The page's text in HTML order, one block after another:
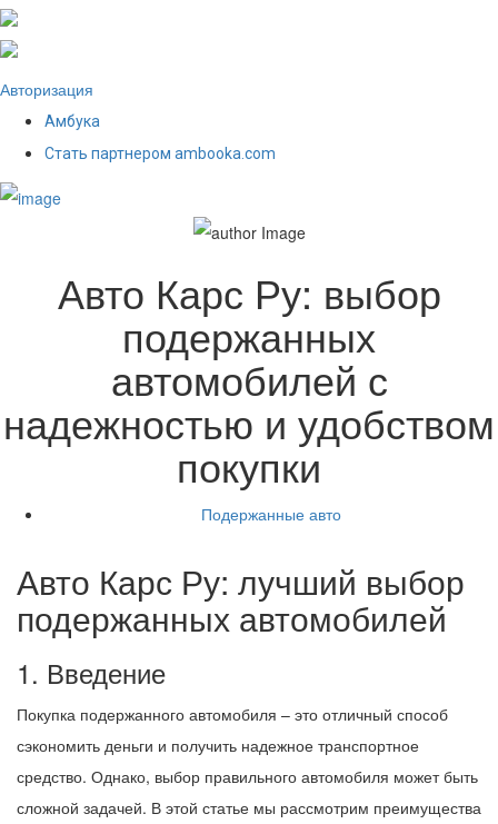
Авторизация
Амбука
Стать партнером ambooka.com
Авто Карс Ру: выбор
подержанных
автомобилей с
надежностью и удобством
покупки
Подержанные авто
Авто Карс Ру: лучший выбор
подержанных автомобилей
1. Введение
Покупка подержанного автомобиля – это отличный способ
сэкономить деньги и получить надежное транспортное
средство. Однако, выбор правильного автомобиля может быть
сложной задачей. В этой статье мы рассмотрим преимущества